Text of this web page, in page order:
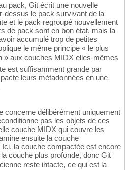
pack, Git écrit une nouvelle
dessus le pack survivant de la
et le pack regroupé nouvellement
de pack sont en bon état, mais la
accumulé trop de petites
le même principe « le plus
» aux couches MIDX elles-mêmes
est suffisamment grande par
leurs métadonnées en une
concerne délibérément uniquement
pas les objets de ces
couche MIDX qui couvre les
ensuite la couche
la couche compactée est encore
couche plus profonde, donc Git
reste intacte, ce qui est la